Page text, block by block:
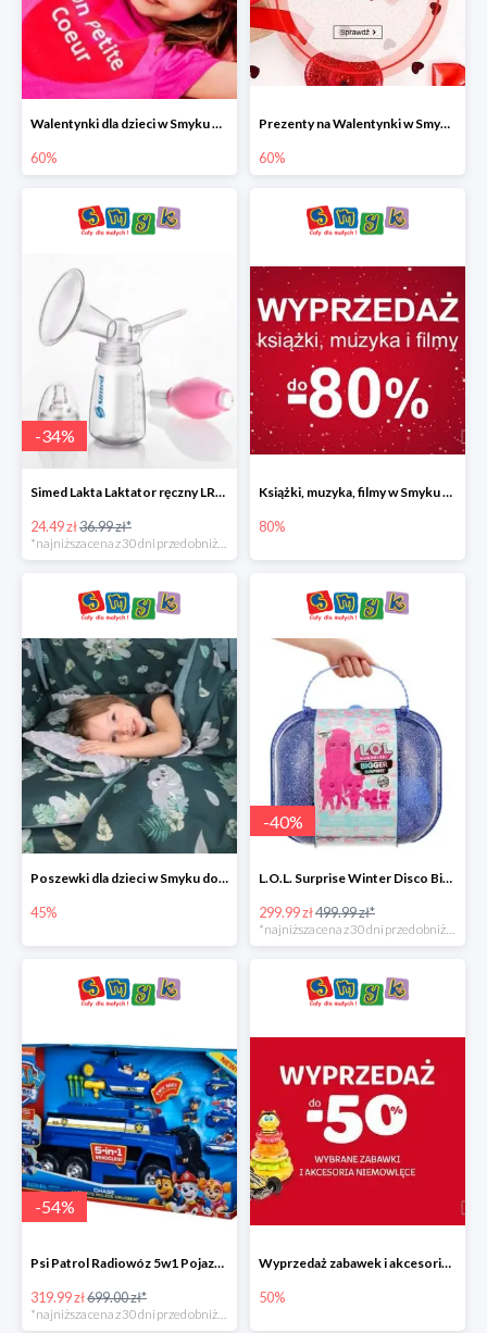
Walentynki dla dzieci w Smyku do -60%
60%
Prezenty na Walentynki w Smyku do -60%
60%
-34%
Simed Lakta Laktator ręczny LR-8 -34%
24.49 zł36.99 zł*
*najniższa cena z 30 dni przed obniżką
Książki, muzyka, filmy w Smyku do -80%
80%
Poszewki dla dzieci w Smyku do -45%
45%
-40%
L.O.L. Surprise Winter Disco Bigger Surprise Zestaw laleczek w walizce -40%
299.99 zł499.99 zł*
-54%
Psi Patrol Radiowóz 5w1 Pojazd ratunkowy z figurką Chase'a
319.99 zł699.00 zł*
Wyprzedaż zabawek i akcesoriów niemowlęcych w Smyku do -50%
50%